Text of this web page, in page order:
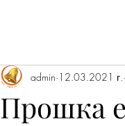
Прошка
admin 12.03.2021 г.